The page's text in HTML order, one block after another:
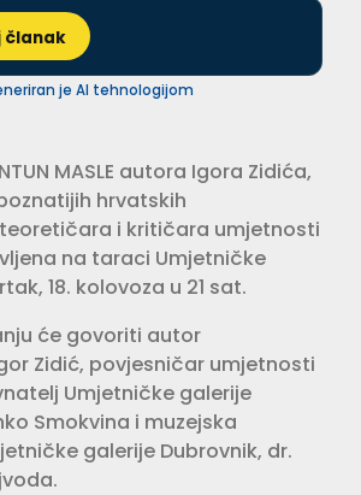
članak
je AI tehnologijom
MASLE autora Igora Zidića,
hrvatskih
i kritičara umjetnosti
na taraci Umjetničke
18. kolovoza u 21 sat.
će govoriti autor
Zidić, povjesničar umjetnosti
Umjetničke galerije
Smokvina i muzejska
galerije Dubrovnik, dr.